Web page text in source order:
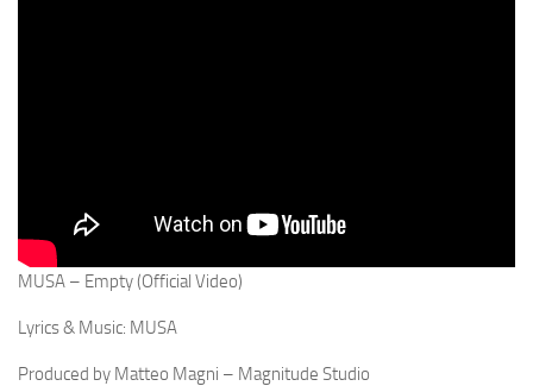
MUSA – Empty (Official Video)
Lyrics & Music: MUSA
Produced by Matteo Magni – Magnitude Studio